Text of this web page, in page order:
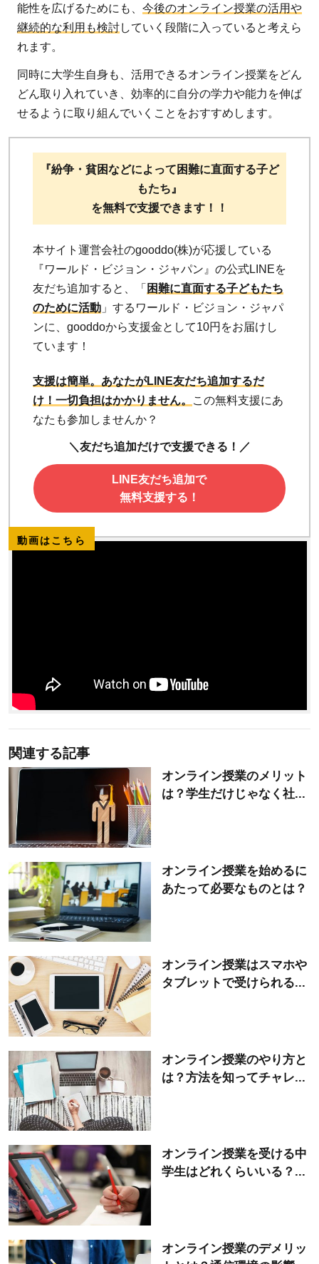
能性を広げるためにも、 今後のオンライン授業の活用や
継続的な利用も検討していく段階に入っていると考えら
れます。
同時に大学生自身も、活用できるオンライン授業をどん
どん取り入れていき、効率的に自分の学力や能力を伸ば
せるように取り組んでいくことをおすすめします。
『紛争・貧困などによって困難に直面する子ど
もたち』
を無料で支援できます！！
本サイト運営会社のgooddo(株)が応援している
『ワールド・ビジョン・ジャパン』の公式LINEを
友だち追加すると、「 困難に直面する子どもたち
のために活動 」するワールド・ビジョン・ジャパ
ンに、gooddoから支援金として10円をお届けし
ています！
支援は簡単。あなたがLINE友だち追加するだ
け！ 一切負担はかかりません。
この無料支援にあ
なたも参加しませんか？
＼友だち追加だけで支援できる！／
LINE友だち追加で
無料支援する！
動画はこちら
関連する記事
オンライン授業のメリット
は？学生だけじゃなく社...
オンライン授業を始めるに
あたって必要なものとは？
オンライン授業はスマホや
タブレットで受けられる...
オンライン授業のやり方と
は？方法を知ってチャレ...
オンライン授業を受ける中
学生はどれくらいいる？...
オンライン授業のデメリッ